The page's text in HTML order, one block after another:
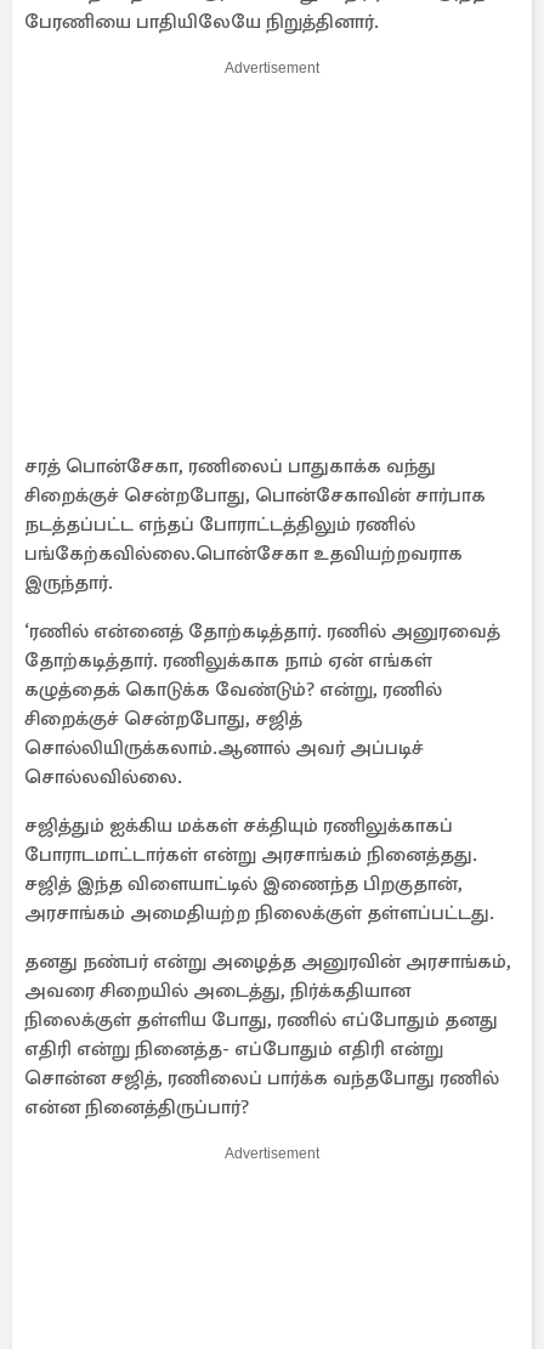
பேரணியை பாதியிலேயே நிறுத்தினார்.
Advertisement
சரத் பொன்சேகா, ரணிலைப் பாதுகாக்க வந்து
சிறைக்குச் சென்றபோது, ​​பொன்சேகாவின் சார்பாக
நடத்தப்பட்ட எந்தப் போராட்டத்திலும் ரணில்
பங்கேற்கவில்லை.பொன்சேகா உதவியற்றவராக
இருந்தார்.
‘ரணில் என்னைத் தோற்கடித்தார். ரணில் அனுரவைத்
தோற்கடித்தார். ரணிலுக்காக நாம் ஏன் எங்கள்
கழுத்தைக் கொடுக்க வேண்டும்? என்று, ரணில்
சிறைக்குச் சென்றபோது, ​​சஜித்
சொல்லியிருக்கலாம்.ஆனால் அவர் அப்படிச்
சொல்லவில்லை.
சஜித்தும் ஐக்கிய மக்கள் சக்தியும் ரணிலுக்காகப்
போராடமாட்டார்கள் என்று அரசாங்கம் நினைத்தது.
சஜித் இந்த விளையாட்டில் இணைந்த பிறகுதான்,
அரசாங்கம் அமைதியற்ற நிலைக்குள் தள்ளப்பட்டது.
தனது நண்பர் என்று அழைத்த அனுரவின் அரசாங்கம்,
அவரை சிறையில் அடைத்து, நிர்க்கதியான
நிலைக்குள் தள்ளிய போது, ​​ரணில் எப்போதும் தனது
எதிரி என்று நினைத்த- எப்போதும் எதிரி என்று
சொன்ன சஜித், ரணிலைப் பார்க்க வந்தபோது ரணில்
என்ன நினைத்திருப்பார்?
Advertisement